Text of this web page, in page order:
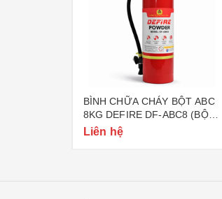
BÌNH CHỮA CHÁY BỘT ABC
8KG DEFIRE DF-ABC8 (BỘ
CÔNG AN)
Liên hệ